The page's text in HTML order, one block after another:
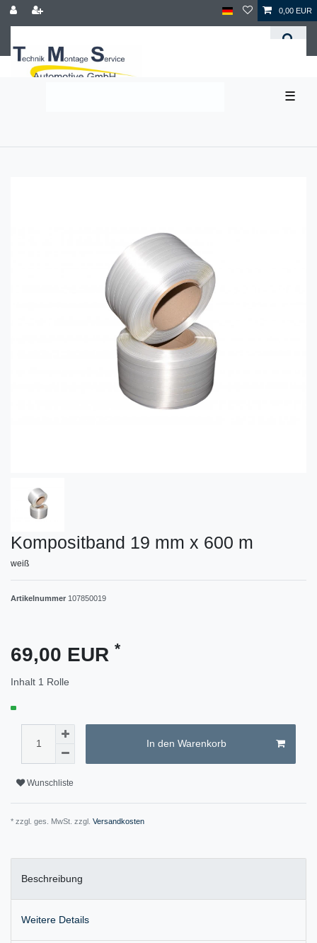
0,00 EUR
☰
Kompositband 19 mm x 600 m
weiß
Artikelnummer 107850019
69,00 EUR *
Inhalt 1 Rolle
In den Warenkorb
Wunschliste
* zzgl. ges. MwSt. zzgl. Versandkosten
Beschreibung
Weitere Details